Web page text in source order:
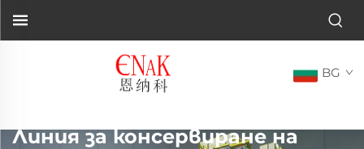
BG
Линия за консервиране на